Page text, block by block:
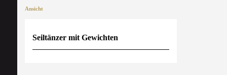
Ansicht
Seiltänzer mit Gewichten